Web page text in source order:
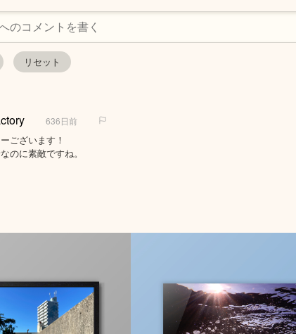
636日前
ございます！
のに素敵ですね。